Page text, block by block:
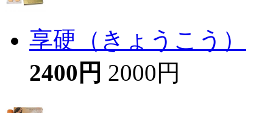
享硬（きょうこう）
2400円 2000円